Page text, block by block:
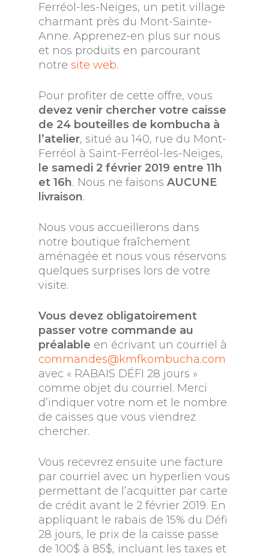
Ferréol-les-Neiges, un petit village
charmant près du Mont-Sainte-
Anne. Apprenez-en plus sur nous
et nos produits en parcourant
notre site web.
Pour profiter de cette offre, vous
devez venir chercher votre caisse
de 24 bouteilles de kombucha à
l’atelier, situé au 140, rue du Mont-
Ferréol à Saint-Ferréol-les-Neiges,
le samedi 2 février 2019 entre 11h
et 16h. Nous ne faisons AUCUNE
livraison.
Nous vous accueillerons dans
notre boutique fraîchement
aménagée et nous vous réservons
quelques surprises lors de votre
visite.
Vous devez obligatoirement
passer votre commande au
préalable en écrivant un courriel à
commandes@kmfkombucha.com
avec « RABAIS DÉFI 28 jours »
comme objet du courriel. Merci
d’indiquer votre nom et le nombre
de caisses que vous viendrez
chercher.
Vous recevrez ensuite une facture
par courriel avec un hyperlien vous
permettant de l’acquitter par carte
de crédit avant le 2 février 2019. En
appliquant le rabais de 15% du Défi
28 jours, le prix de la caisse passe
de 100$ à 85$, incluant les taxes et